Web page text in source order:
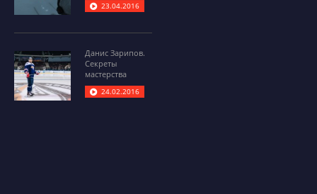
23.04.2016
Данис Зарипов.
Секреты
мастерства
24.02.2016